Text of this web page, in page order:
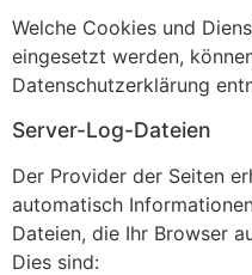
Welche Cookies und
eingesetzt werden,
Datenschutzerklärung
Server-Log-Dateien
Der Provider der Seiten
automatisch
Dateien, die Ihr Browser
Dies sind: